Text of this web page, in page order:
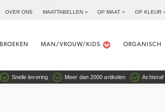
OVER ONS MAATTABELLEN OP MAAT OP KLEUR
BROEKEN MAN/VROUW/KIDS ORGANISCH
Snelle levering Meer dan 2000 artikelen Achteraf